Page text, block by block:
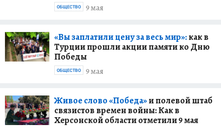
9 мая
ОБЩЕСТВО
«Вы заплатили цену за весь мир»:как в
Турции прошли акции памяти ко Дню
Победы
9 мая
ОБЩЕСТВО
Живое слово «Победа»и полевой штаб
связистов времен войны: Как в
Херсонской области отметили 9 мая